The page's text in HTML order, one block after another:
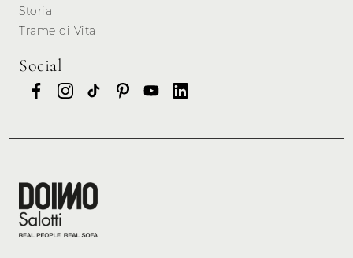
Storia
Trame di Vita
Social